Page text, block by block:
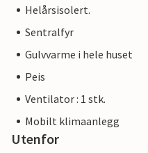
Helårsisolert.
Sentralfyr
Gulvvarme i hele huset
Peis
Ventilator : 1 stk.
Mobilt klimaanlegg
Utenfor